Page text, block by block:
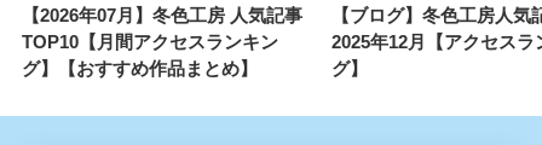
【2026年07月】冬色工房 人気記事
TOP10【月間アクセスランキン
グ】【おすすめ作品まとめ】
【ブログ】冬色工房人気
2025年12月【アクセスラ
グ】